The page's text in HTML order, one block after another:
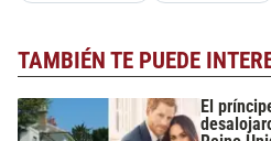
TAMBIÉN TE PUEDE
El